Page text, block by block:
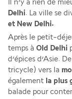
Il n’y a rien de
Delhi. La ville se
et New Delhi.
Après le petit-
temps à Old Delhi
d’épices d’Asie.
tricycle) vers la
également la plus
balade pour